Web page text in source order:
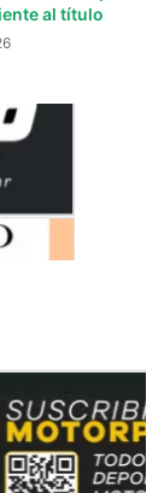
al título